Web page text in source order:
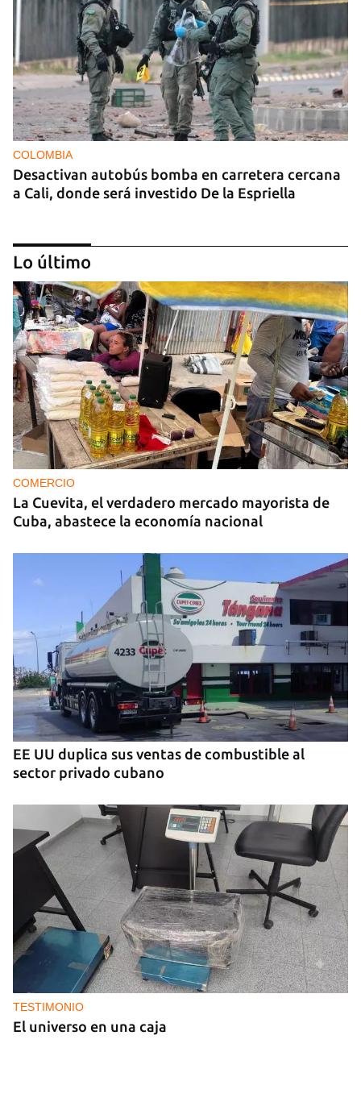
COLOMBIA
Desactivan autobús bomba en carretera cercana
a Cali, donde será investido De la Espriella
MIAMI
La hija de un diplomático castrista expulsado de
EE UU en 2003 está bajo custodia del ICE
Lo último
COMERCIO
La Cuevita, el verdadero mercado mayorista de
Cuba, abastece la economía nacional
EE UU duplica sus ventas de combustible al
sector privado cubano
TESTIMONIO
El universo en una caja